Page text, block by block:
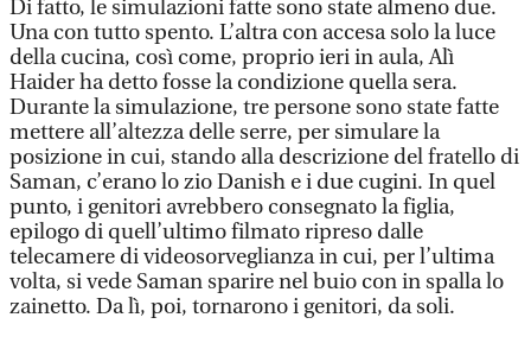
Di fatto, le simulazioni fatte sono state almeno due.
Una con tutto spento. L’altra con accesa solo la luce
della cucina, così come, proprio ieri in aula, Alì
Haider ha detto fosse la condizione quella sera.
Durante la simulazione, tre persone sono state fatte
mettere all’altezza delle serre, per simulare la
posizione in cui, stando alla descrizione del fratello di
Saman, c’erano lo zio Danish e i due cugini. In quel
punto, i genitori avrebbero consegnato la figlia,
epilogo di quell’ultimo filmato ripreso dalle
telecamere di videosorveglianza in cui, per l’ultima
volta, si vede Saman sparire nel buio con in spalla lo
zainetto. Da lì, poi, tornarono i genitori, da soli.